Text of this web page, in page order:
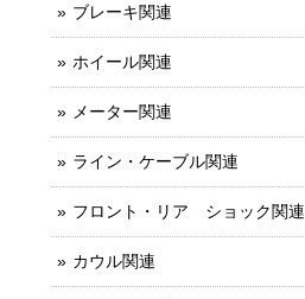
ブレーキ関連
ホイール関連
メーター関連
ライン・ケーブル関連
フロント・リア ショック関連
カウル関連